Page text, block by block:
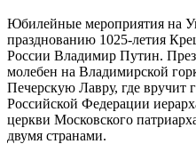
Юбилейные мероприятия на
празднованию 1025-летия
России Владимир Путин.
молебен на Владимирской
Печерскую Лавру, где вручит
Российской Федерации
церкви Московского
двумя странами.